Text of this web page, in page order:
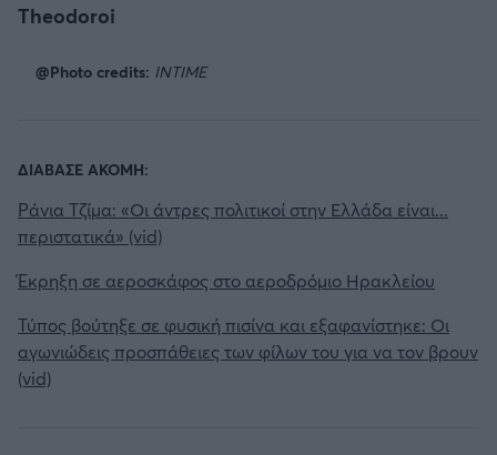
Theodoroi
@Photo credits: INTIME
ΔΙΑΒΑΣΕ ΑΚΟΜΗ:
Ράνια Τζίμα: «Οι άντρες πολιτικοί στην Ελλάδα είναι...
περιστατικά» (vid)
Έκρηξη σε αεροσκάφος στο αεροδρόμιο Ηρακλείου
Τύπος βούτηξε σε φυσική πισίνα και εξαφανίστηκε: Οι
αγωνιώδεις προσπάθειες των φίλων του για να τον βρουν
(vid)